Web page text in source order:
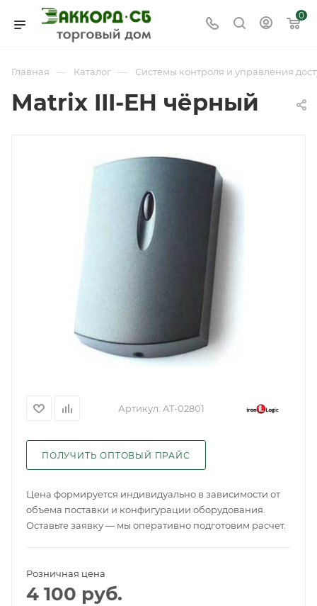
0
Главная — Каталог — Системы контроля и управления
Matrix III-EH чёрный
Артикул: AT-02801
ПОЛУЧИТЬ ОПТОВЫЙ ПРАЙС
Цена формируется индивидуально в зависимости от
объема поставки и конфигурации оборудования.
Оставьте заявку — мы оперативно подготовим расчет.
Розничная цена
4 100 руб.